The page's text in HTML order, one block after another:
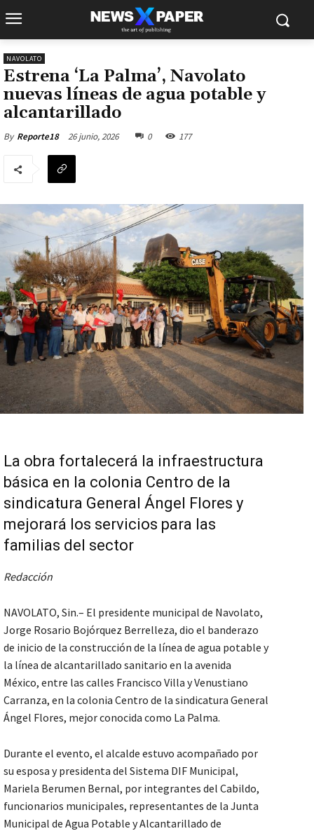
NAVOLATO
Estrena ‘La Palma’, Navolato
nuevas líneas de agua potable y
alcantarillado
By Reporte18 26 junio, 2026 0 177
La obra fortalecerá la infraestructura
básica en la colonia Centro de la
sindicatura General Ángel Flores y
mejorará los servicios para las
familias del sector
Redacción
NAVOLATO, Sin.– El presidente municipal de Navolato,
Jorge Rosario Bojórquez Berrelleza, dio el banderazo
de inicio de la construcción de la línea de agua potable y
la línea de alcantarillado sanitario en la avenida
México, entre las calles Francisco Villa y Venustiano
Carranza, en la colonia Centro de la sindicatura General
Ángel Flores, mejor conocida como La Palma.
Durante el evento, el alcalde estuvo acompañado por
su esposa y presidenta del Sistema DIF Municipal,
Mariela Berumen Bernal, por integrantes del Cabildo,
funcionarios municipales, representantes de la Junta
Municipal de Agua Potable y Alcantarillado de